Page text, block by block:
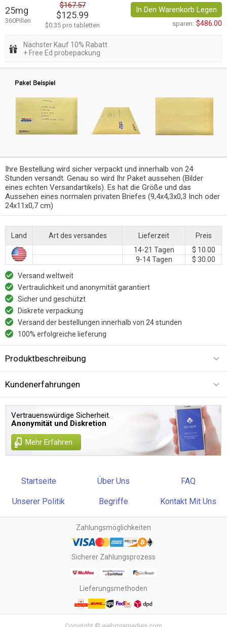
25mg
360Pillen
$167.57
$125.99
$0.35 pro tabletten
In Den Warenkorb Legen
sparen: $486.00
Nächster Kauf 10% Rabatt
+ Free Ed probepackung
Ihre Bestellung wird sicher verpackt und innerhalb von 24
Stunden versandt. Genau so wird Ihr Paket aussehen (Bilder
eines echten Versandartikels). Es hat die Größe und das
Aussehen eines normalen privaten Briefes (9,4x4,3x0,3 Inch oder
24x11x0,7 cm)
Land Art des versandes Lieferzeit
Preis
14-21 Tagen
$ 10.00
9-14 Tagen
$ 30.00
Versand weltweit
Vertraulichkeit und anonymität garantiert
Sicher und geschützt
Diskrete verpackung
Versand der bestellungen innerhalb von 24 stunden
100% erfolgreiche lieferung
Produktbeschreibung
Kundenerfahrungen
Vertrauenswürdige Sicherheit.
Anonymität und Diskretion
Mehr Erfahren
Startseite Über Uns FAQ
Unserer Politik Begriffe Kontakt Mit Uns
Zahlungsmöglichkeiten
Sicherer Zahlungsprozess
Lieferungsmethoden